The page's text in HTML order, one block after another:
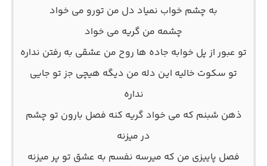
به چشم خواب نمیاد دل من تورو می خواد
چشمه من گریه می خواد
تو عبور از پل خوابه جاده ها روح من عشقی به رفتن نداره
تو سکوت خالیه ایـن دله من دیگه هیچی ﺟز تو جایی
نداره
ذهن شبنم که می خواد گریه کنه فصل بارون تو چشم
در میزنه
فصل پاییزی من که میرسه نفسم به عشق تو پر میزنه